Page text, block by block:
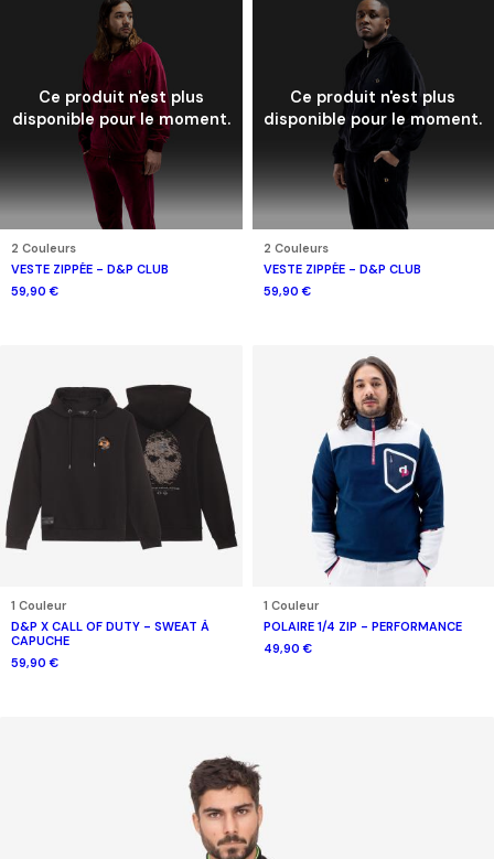
Ce produit n'est plus
disponible pour le moment.
2 Couleurs
VESTE ZIPPÉE - D&P CLUB
59,90 €
Ce produit n'est plus
disponible pour le moment.
2 Couleurs
VESTE ZIPPÉE - D&P CLUB
59,90 €
1 Couleur
D&P X CALL OF DUTY - SWEAT À
CAPUCHE
59,90 €
1 Couleur
POLAIRE 1/4 ZIP - PERFORMANCE
49,90 €